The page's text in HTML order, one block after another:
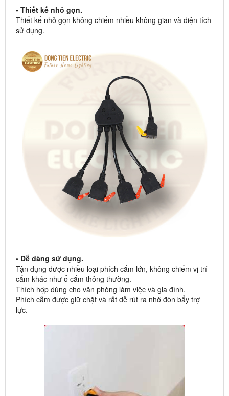
• Thiết kế nhỏ gọn.
Thiết kế nhỏ gọn không chiếm nhiều không gian và diện tích
sử dụng.
• Dễ dàng sử dụng.
Tận dụng được nhiều loại phích cắm lớn, không chiếm vị trí
cắm khác như ổ cắm thông thường.
Thích hợp dùng cho văn phòng làm việc và gia đình.
Phích cắm được giữ chặt và rất dễ rút ra nhờ đòn bẩy trợ
lực.